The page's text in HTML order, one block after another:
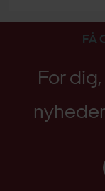
FÅ
For